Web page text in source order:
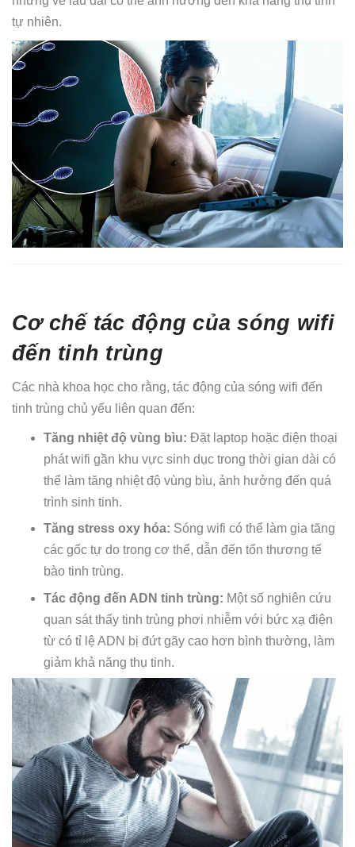
tự nhiên.
Cơ chế tác động của sóng wifi
đến tinh trùng
Các nhà khoa học cho rằng, tác động của sóng wifi đến
tinh trùng chủ yếu liên quan đến:
Tăng nhiệt độ vùng bìu: Đặt laptop hoặc điện thoại
phát wifi gần khu vực sinh dục trong thời gian dài có
thể làm tăng nhiệt độ vùng bìu, ảnh hưởng đến quá
trình sinh tinh.
Tăng stress oxy hóa: Sóng wifi có thể làm gia tăng
các gốc tự do trong cơ thể, dẫn đến tổn thương tế
bào tinh trùng.
Tác động đến ADN tinh trùng: Một số nghiên cứu
quan sát thấy tinh trùng phơi nhiễm với bức xạ điện
từ có tỉ lệ ADN bị đứt gãy cao hơn bình thường, làm
giảm khả năng thụ tinh.